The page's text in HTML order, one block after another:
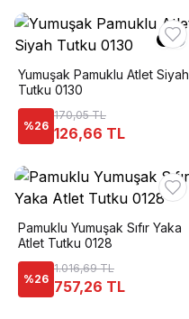
Yumuşak Pamuklu Atlet Siyah
Tutku 0130
%26
170,05 TL
126,66 TL
Pamuklu Yumuşak Sıfır Yaka
Atlet Tutku 0128
%26
1.016,69 TL
757,26 TL